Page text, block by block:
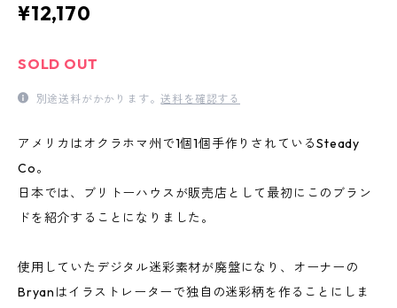
¥12,170
SOLD OUT
別途送料がかかります。送料を確認する
アメリカはオクラホマ州で1個1個手作りされているSteady
Co。
日本では、ブリトーハウスが販売店として最初にこのブラン
ドを紹介することになりました。
使用していたデジタル迷彩素材が廃盤になり、オーナーの
Bryanはイラストレーターで独自の迷彩柄を作ることにしま